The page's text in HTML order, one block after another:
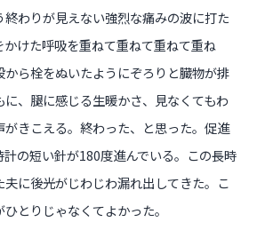
終わりが見えない強烈な痛みの波に打た
けた呼吸を重ねて重ねて重ねて重ね
ら栓をぬいたようにぞろりと臓物が排
に、腿に感じる生暖かさ、見なくてもわ
がきこえる。終わった、と思った。促進
の短い針が180度進んでいる。この長時
夫に後光がじわじわ漏れ出してきた。こ
とりじゃなくてよかった。